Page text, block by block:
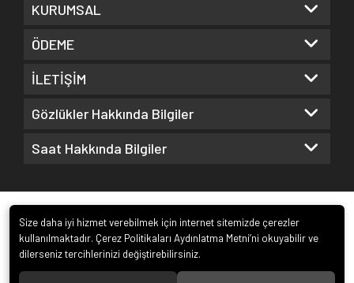
KURUMSAL
ÖDEME
İLETİŞİM
Gözlükler Hakkında Bilgiler
Saat Hakkında Bilgiler
Size daha iyi hizmet verebilmek için internet sitemizde çerezler
kullanılmaktadır. Çerez Politikaları Aydınlatma Metni’ni okuyabilir ve
dilerseniz tercihlerinizi değiştirebilirsiniz.